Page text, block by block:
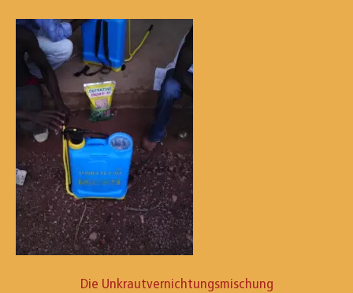
Die Unkrautvernichtungsmischung